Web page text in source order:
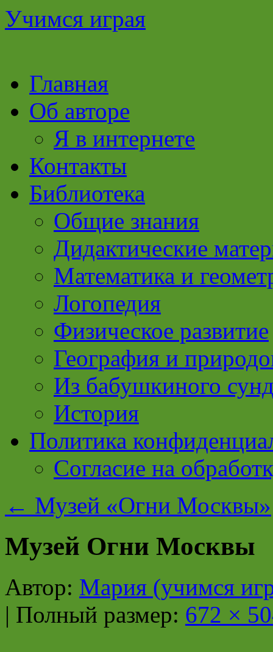
Учимся играя
Перейти
содержимому
Главная
Об авторе
Я в интернете
Контакты
Библиотека
Общие знания
Дидактические
Математика и
Логопедия
Физическое развитие
География и
Из бабушкиного
История
Политика
Согласие на
← Музей «Огни Москвы»
Музей Огни Москвы
Автор: Мария (учимся
| Полный размер: 672 ×